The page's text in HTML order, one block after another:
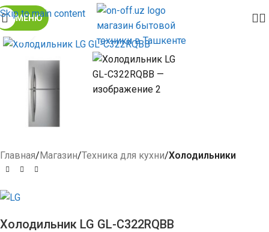
Skip to main content
МЕНЮ
Click to enlarge
Главная Магазин Техника для кухни Холодильники
Холодильник LG GL-C322RQBB